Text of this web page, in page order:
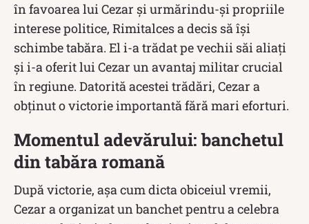
în favoarea lui Cezar și urmărindu-și propriile
interese politice, Rimitalces a decis să își
schimbe tabăra. El i-a trădat pe vechii săi aliați
și i-a oferit lui Cezar un avantaj militar crucial
în regiune. Datorită acestei trădări, Cezar a
obținut o victorie importantă fără mari eforturi.
Momentul adevărului: banchetul
din tabăra romană
După victorie, așa cum dicta obiceiul vremii,
Cezar a organizat un banchet pentru a celebra